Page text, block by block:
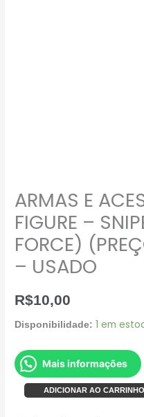
ARMAS E
FIGURE –
FORCE)
– USADO
R$10,00
Disponibilidade: 1 em
Mais informações
UNIDADE)
–
USADO
quantidade
ADICIONAR AO CARRINHO